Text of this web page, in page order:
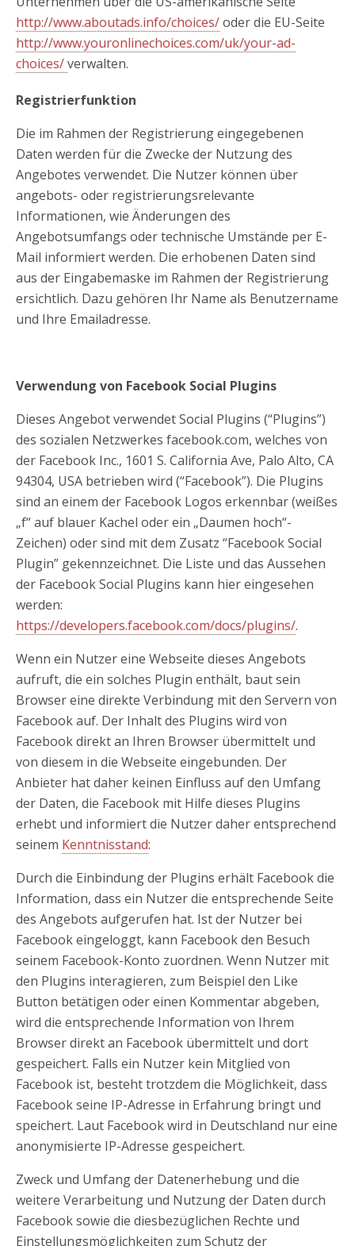
http://www.aboutads.info/choices/oder die EU-Seite
http://www.youronlinechoices.com/uk/your-ad-
choices/verwalten.
Registrierfunktion
Die im Rahmen der Registrierung eingegebenen
Daten werden für die Zwecke der Nutzung des
Angebotes verwendet. Die Nutzer können über
angebots- oder registrierungsrelevante
Informationen, wie Änderungen des
Angebotsumfangs oder technische Umstände per E-
Mail informiert werden. Die erhobenen Daten sind
aus der Eingabemaske im Rahmen der Registrierung
ersichtlich. Dazu gehören Ihr Name als Benutzername
und Ihre Emailadresse.
Verwendung von Facebook Social Plugins
Dieses Angebot verwendet Social Plugins (“Plugins”)
des sozialen Netzwerkes facebook.com, welches von
der Facebook Inc., 1601 S. California Ave, Palo Alto, CA
94304, USA betrieben wird (“Facebook”). Die Plugins
sind an einem der Facebook Logos erkennbar (weißes
„f“ auf blauer Kachel oder ein „Daumen hoch“-
Zeichen) oder sind mit dem Zusatz “Facebook Social
Plugin” gekennzeichnet. Die Liste und das Aussehen
der Facebook Social Plugins kann hier eingesehen
werden:
https://developers.facebook.com/docs/plugins/.
Wenn ein Nutzer eine Webseite dieses Angebots
aufruft, die ein solches Plugin enthält, baut sein
Browser eine direkte Verbindung mit den Servern von
Facebook auf. Der Inhalt des Plugins wird von
Facebook direkt an Ihren Browser übermittelt und
von diesem in die Webseite eingebunden. Der
Anbieter hat daher keinen Einfluss auf den Umfang
der Daten, die Facebook mit Hilfe dieses Plugins
erhebt und informiert die Nutzer daher entsprechend
seinem Kenntnisstand:
Durch die Einbindung der Plugins erhält Facebook die
Information, dass ein Nutzer die entsprechende Seite
des Angebots aufgerufen hat. Ist der Nutzer bei
Facebook eingeloggt, kann Facebook den Besuch
seinem Facebook-Konto zuordnen. Wenn Nutzer mit
den Plugins interagieren, zum Beispiel den Like
Button betätigen oder einen Kommentar abgeben,
wird die entsprechende Information von Ihrem
Browser direkt an Facebook übermittelt und dort
gespeichert. Falls ein Nutzer kein Mitglied von
Facebook ist, besteht trotzdem die Möglichkeit, dass
Facebook seine IP-Adresse in Erfahrung bringt und
speichert. Laut Facebook wird in Deutschland nur eine
anonymisierte IP-Adresse gespeichert.
Zweck und Umfang der Datenerhebung und die
weitere Verarbeitung und Nutzung der Daten durch
Facebook sowie die diesbezüglichen Rechte und
Einstellungsmöglichkeiten zum Schutz der